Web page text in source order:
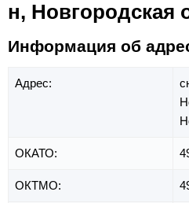
н, Новгородская
Информация об
Адрес:
ОКАТО:
ОКТМО: